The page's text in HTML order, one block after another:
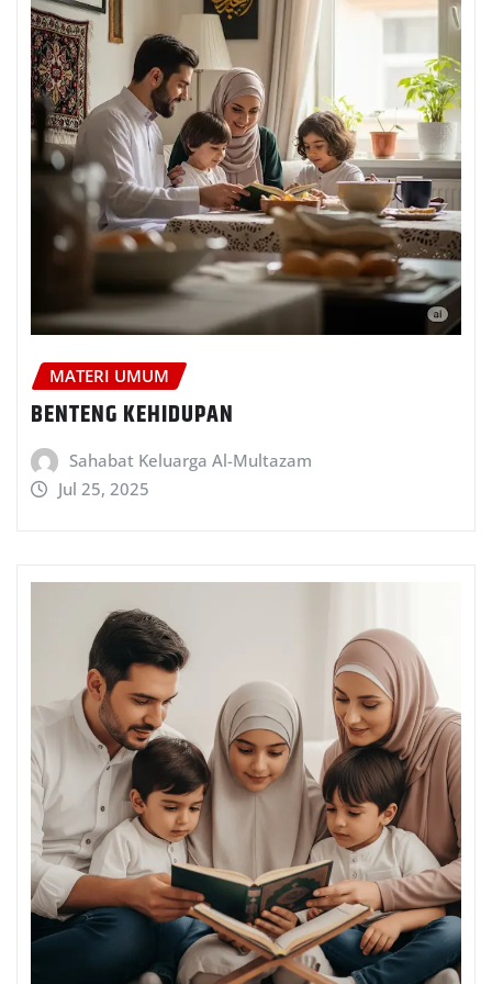
MATERI UMUM
BENTENG KEHIDUPAN
Sahabat Keluarga Al-Multazam
Jul 25, 2025